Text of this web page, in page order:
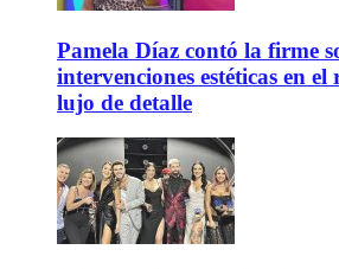
Pamela Díaz contó la firme
intervenciones estéticas en
lujo de detalle